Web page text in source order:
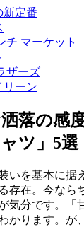
新定番
チ マーケット
ザーズ
リーン
落の感
ツ」5選
いを基本に据
存在。今なら
気分です。「
かります。が